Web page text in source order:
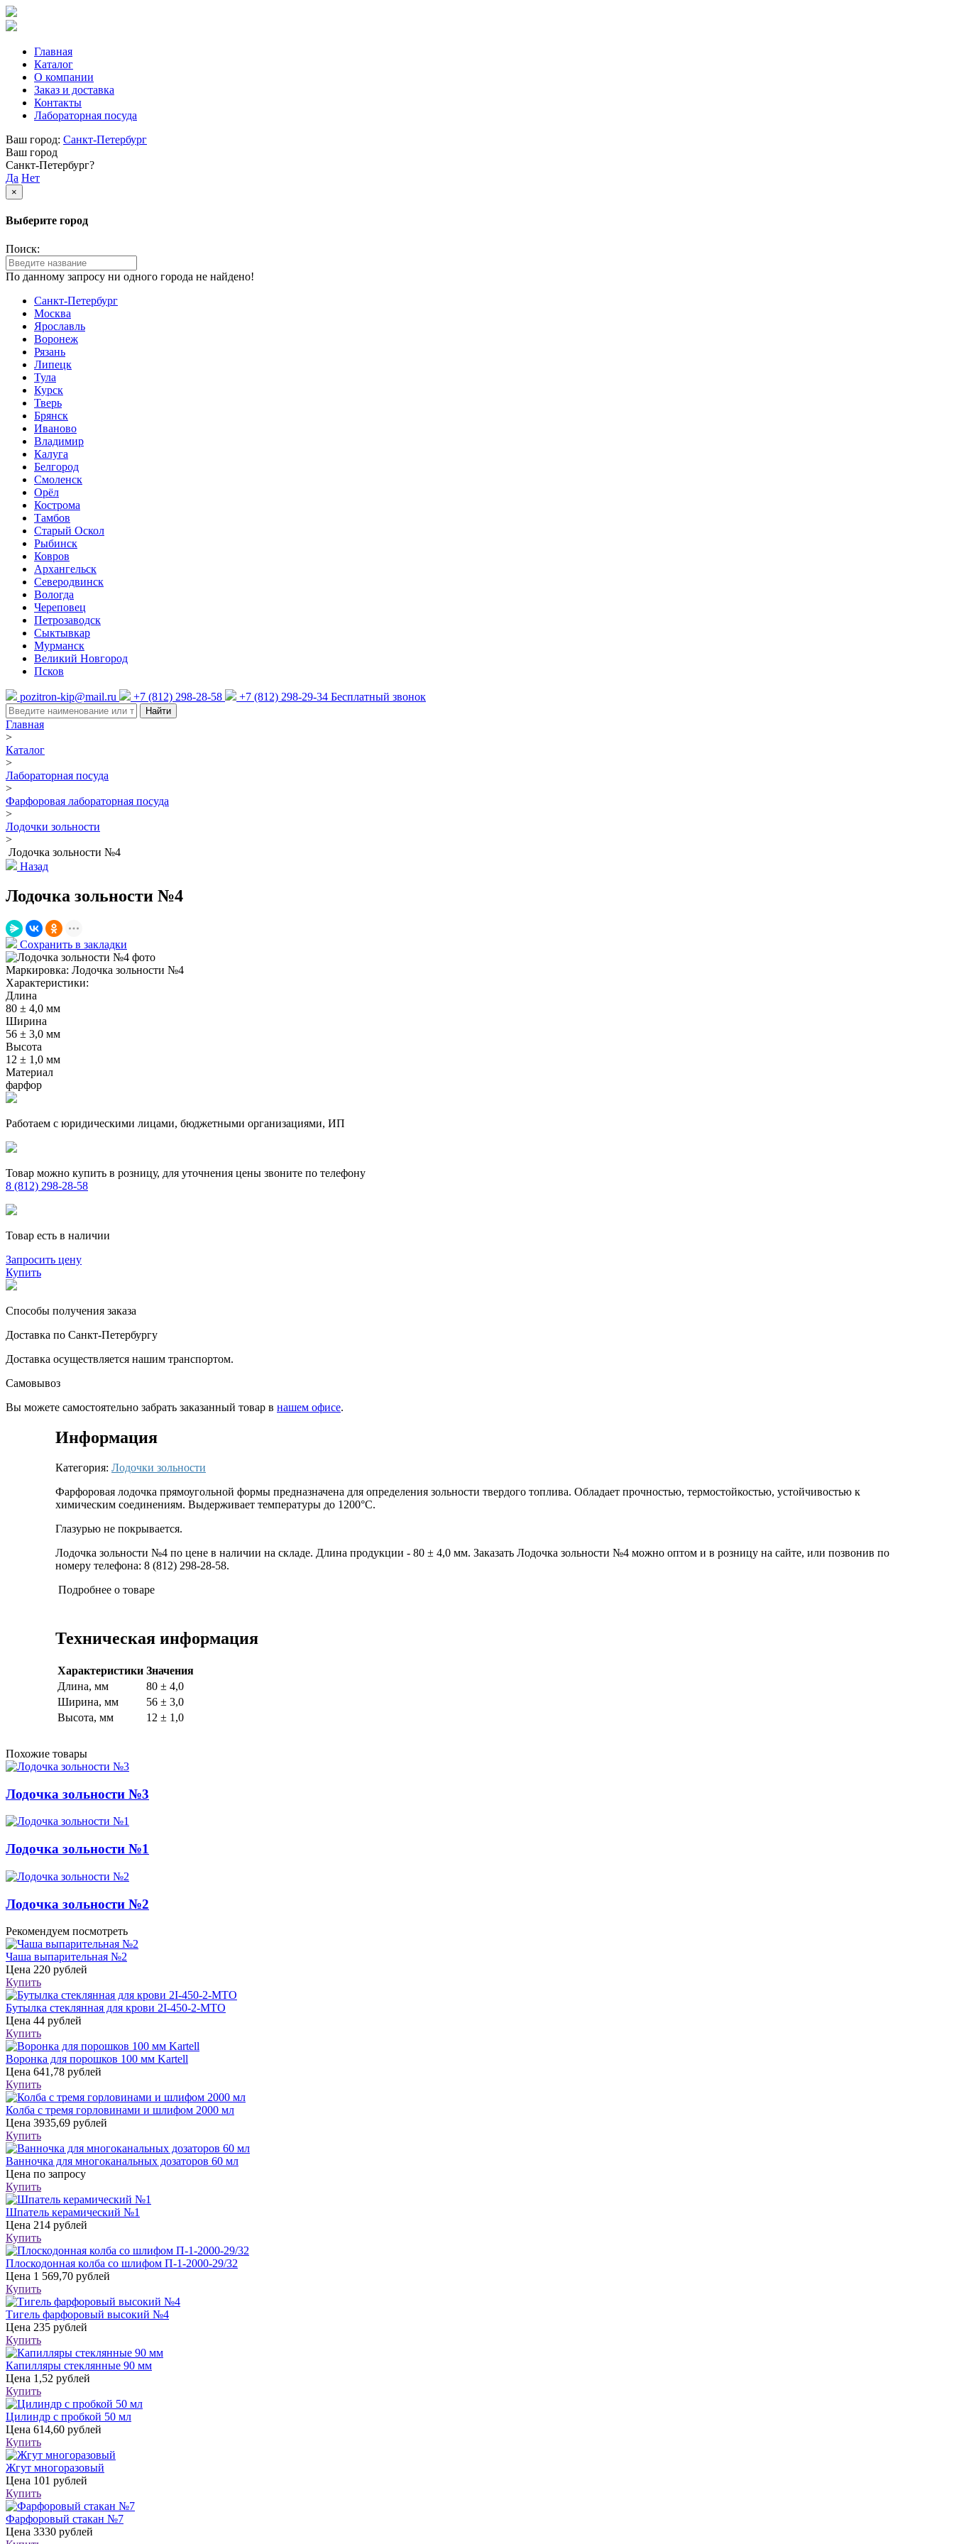
Главная
Каталог
О компании
Заказ и доставка
Контакты
Лабораторная посуда
Ваш город: Санкт-Петербург
Ваш город
Санкт-Петербург?
Да Нет
×
Выберите город
Поиск:
По данному запросу ни одного города не найдено!
Санкт-Петербург
Москва
Ярославль
Воронеж
Рязань
Липецк
Тула
Курск
Тверь
Брянск
Иваново
Владимир
Калуга
Белгород
Смоленск
Орёл
Кострома
Тамбов
Старый Оскол
Рыбинск
Ковров
Архангельск
Северодвинск
Вологда
Череповец
Петрозаводск
Сыктывкар
Мурманск
Великий Новгород
Псков
pozitron-kip@mail.ru +7 (812) 298-28-58 +7 (812) 298-29-34 Бесплатный звонок
Найти
Главная
>
Каталог
>
Лабораторная посуда
>
Фарфоровая лабораторная посуда
>
Лодочки зольности
>
Лодочка зольности №4
Назад
Лодочка зольности №4
Сохранить в закладки
Маркировка: Лодочка зольности №4
Характеристики:
Длина
80 ± 4,0 мм
Ширина
56 ± 3,0 мм
Высота
12 ± 1,0 мм
Материал
фарфор
Работаем с юридическими лицами, бюджетными организациями, ИП
Товар можно купить в розницу, для уточнения цены звоните по телефону
8 (812) 298-28-58
Товар есть в наличии
Запросить цену
Купить
Способы получения заказа
Доставка по Санкт-Петербургу
Доставка осуществляется нашим транспортом.
Самовывоз
Вы можете самостоятельно забрать заказанный товар в нашем офисе.
Информация
Категория: Лодочки зольности
Фарфоровая лодочка прямоугольной формы предназначена для определения зольности твердого топлива. Обладает прочностью, термостойкостью, устойчивостью к
химическим соединениям. Выдерживает температуры до 1200°С.
Глазурью не покрывается.
Лодочка зольности №4 по цене в наличии на складе. Длина продукции - 80 ± 4,0 мм. Заказать Лодочка зольности №4 можно оптом и в розницу на сайте, или позвонив по
номеру телефона: 8 (812) 298-28-58.
Подробнее о товаре
Техническая информация
Характеристики Значения
Длина, мм
80 ± 4,0
Ширина, мм
56 ± 3,0
Высота, мм
12 ± 1,0
Похожие товары
Лодочка зольности №3
Лодочка зольности №1
Лодочка зольности №2
Рекомендуем посмотреть
Чаша выпарительная №2
Цена 220 рублей
Купить
Бутылка стеклянная для крови 2I-450-2-МТО
Цена 44 рублей
Купить
Воронка для порошков 100 мм Kartell
Цена 641,78 рублей
Купить
Колба с тремя горловинами и шлифом 2000 мл
Цена 3935,69 рублей
Купить
Ванночка для многоканальных дозаторов 60 мл
Цена по запросу
Купить
Шпатель керамический №1
Цена 214 рублей
Купить
Плоскодонная колба со шлифом П-1-2000-29/32
Цена 1 569,70 рублей
Купить
Тигель фарфоровый высокий №4
Цена 235 рублей
Купить
Капилляры стеклянные 90 мм
Цена 1,52 рублей
Купить
Цилиндр с пробкой 50 мл
Цена 614,60 рублей
Купить
Жгут многоразовый
Цена 101 рублей
Купить
Фарфоровый стакан №7
Цена 3330 рублей